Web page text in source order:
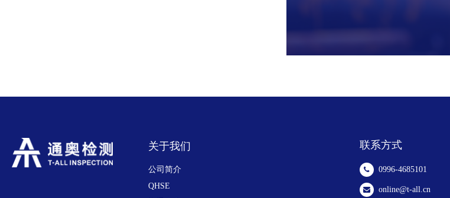
关于我们
公司简介
QHSE
联系方式
0996-4685101
online@t-all.cn